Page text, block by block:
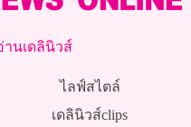
นเดลินิวส์
ไลฟ์สไตล์
เดลินิวส์clips